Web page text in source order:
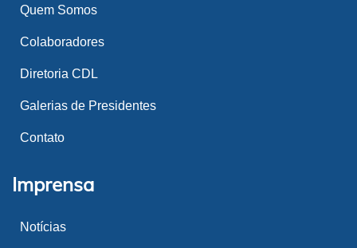
Quem Somos
Colaboradores
Diretoria CDL
Galerias de Presidentes
Contato
Imprensa
Notícias